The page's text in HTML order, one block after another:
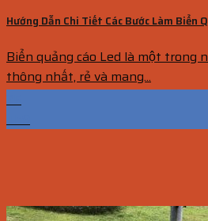
Hướng Dẫn Chi Tiết Các Bước Làm Biển
Biển quảng cáo Led là một trong
thông nhất, rẻ và mang...
25
Th9